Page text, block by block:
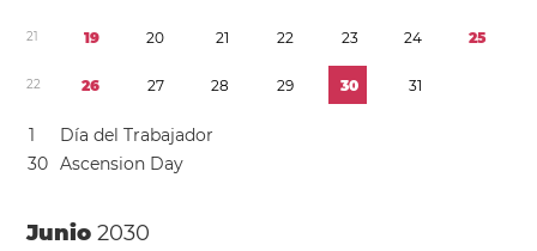
21 19 20 21 22 23 24 25
22 26 27 28 29 30 31
1
Día del Trabajador
30 Ascension Day
Junio2030